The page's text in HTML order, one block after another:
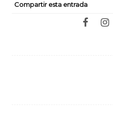
Compartir esta entrada